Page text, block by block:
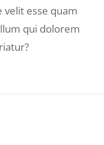
esse quam
qui dolorem